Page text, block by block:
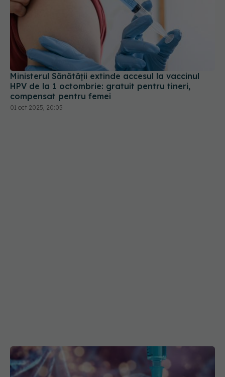
Ministerul Sănătății extinde accesul la vaccinul
HPV de la 1 octombrie: gratuit pentru tineri,
compensat pentru femei
01 oct 2025, 20:05